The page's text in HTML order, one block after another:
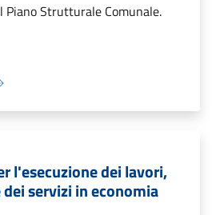
Piano Strutturale Comunale.
l'esecuzione dei lavori,
servizi in economia